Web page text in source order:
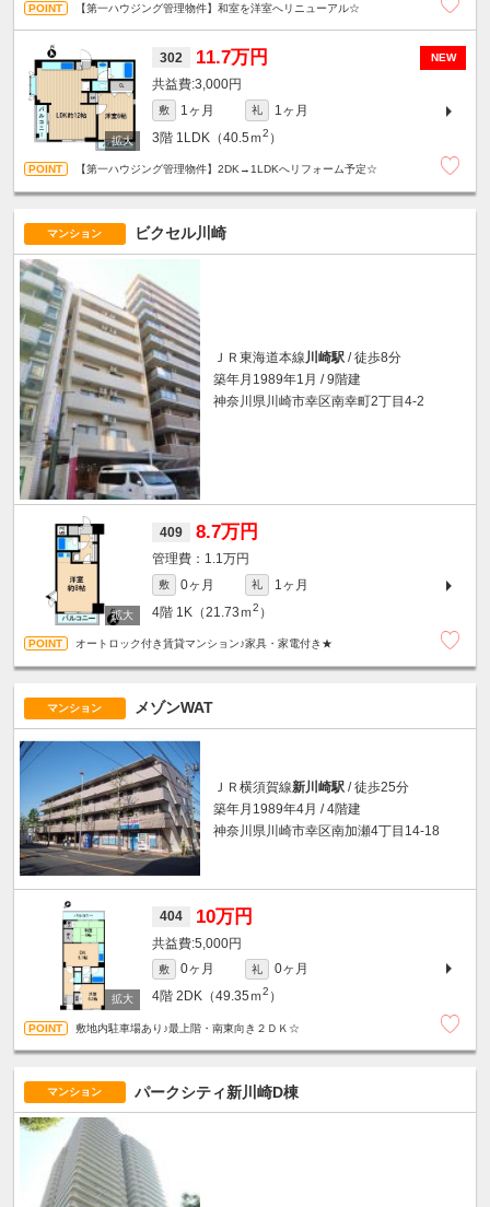
【第一ハウジング管理物件】和室を洋室へリニューアル☆
NEW
302 11.7万円
3,000円
敷 1ヶ月 礼
1ヶ月
3階 1LDK（40.5ｍ2 ）
【第一ハウジング管理物件】2DK→1LDKへリフォーム予定☆
マンション ビクセル川崎
ＪＲ東海道本線川崎駅 / 徒歩8分
築年月1989年1月 / 9階建
神奈川県川崎市幸区南幸町2丁目4-2
409 8.7万円
1.1万円
敷 0ヶ月 礼
1ヶ月
4階 1K（21.73ｍ2 ）
オートロック付き賃貸マンション♪家具・家電付き★
マンション メゾンWAT
ＪＲ横須賀線新川崎駅 / 徒歩25分
築年月1989年4月 / 4階建
神奈川県川崎市幸区南加瀬4丁目14-18
404 10万円
5,000円
敷 0ヶ月 礼
0ヶ月
4階 2DK（49.35ｍ2 ）
敷地内駐車場あり♪最上階・南東向き２ＤＫ☆
マンション パークシティ新川崎D棟